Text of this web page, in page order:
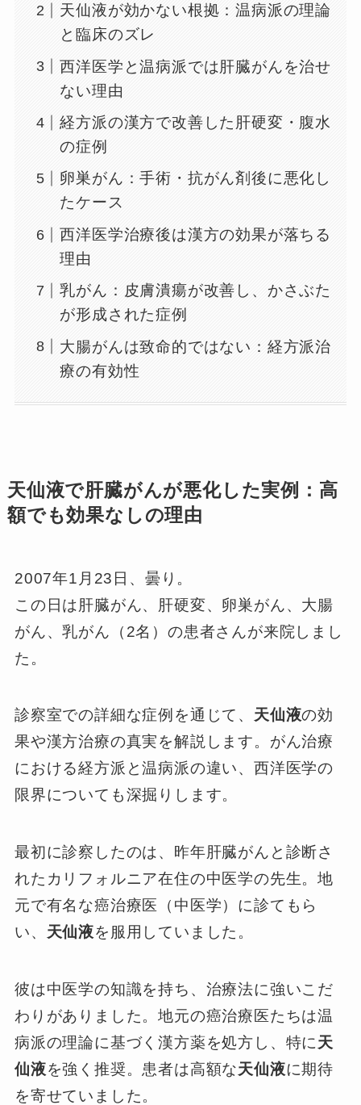
天仙液が効かない根拠：温病派の理論
と臨床のズレ
西洋医学と温病派では肝臓がんを治せ
ない理由
経方派の漢方で改善した肝硬変・腹水
の症例
卵巣がん：手術・抗がん剤後に悪化し
たケース
西洋医学治療後は漢方の効果が落ちる
理由
乳がん：皮膚潰瘍が改善し、かさぶた
が形成された症例
大腸がんは致命的ではない：経方派治
療の有効性
天仙液で肝臓がんが悪化した実例：高
額でも効果なしの理由
2007年1月23日、曇り。
この日は肝臓がん、肝硬変、卵巣がん、大腸
がん、乳がん（2名）の患者さんが来院しまし
た。
診察室での詳細な症例を通じて、 天仙液の効
果や漢方治療の真実を解説します。がん治療
における経方派と温病派の違い、西洋医学の
限界についても深掘りします。
最初に診察したのは、昨年肝臓がんと診断さ
れたカリフォルニア在住の中医学の先生。地
元で有名な癌治療医（中医学）に診てもら
い、 天仙液を服用していました。
彼は中医学の知識を持ち、治療法に強いこだ
わりがありました。地元の癌治療医たちは温
病派の理論に基づく漢方薬を処方し、特に天
仙液を強く推奨。患者は高額な天仙液に期待
を寄せていました。